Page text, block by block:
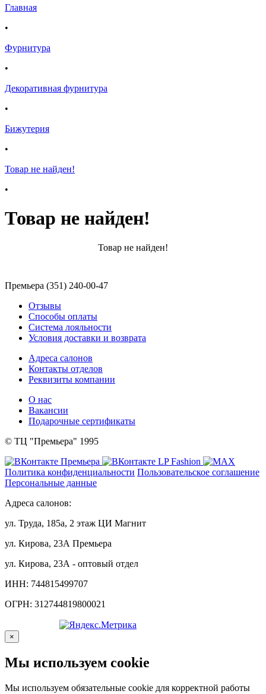
Главная
•
Фурнитура
•
Декоративная фурнитура
•
Бижутерия
•
Товар не найден!
•
Товар не найден!
Товар не найден!
Премьера (351) 240-00-47
Отзывы
Способы оплаты
Система лояльности
Условия доставки и возврата
Адреса салонов
Контакты отделов
Реквизиты компании
О нас
Вакансии
Подарочные сертификаты
© ТЦ "Премьера" 1995
Политика конфиденциальности Пользовательское соглашение
Персональные данные
Адреса салонов:
ул. Труда, 185а, 2 этаж ЦИ Магнит
ул. Кирова, 23А Премьера
ул. Кирова, 23А - оптовый отдел
ИНН: 744815499707
ОГРН: 312744819800021
×
Мы используем cookie
Мы используем обязательные cookie для корректной работы